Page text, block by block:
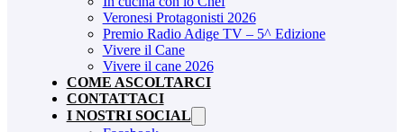
Veronesi Protagonisti 2026
Premio Radio Adige TV – 5^ Edizione
Vivere il Cane
Vivere il cane 2026
COME ASCOLTARCI
CONTATTACI
I NOSTRI SOCIAL